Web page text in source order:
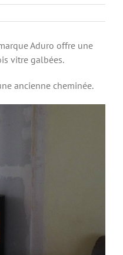
Aduro offre une
vitre galbées.
ancienne cheminée.